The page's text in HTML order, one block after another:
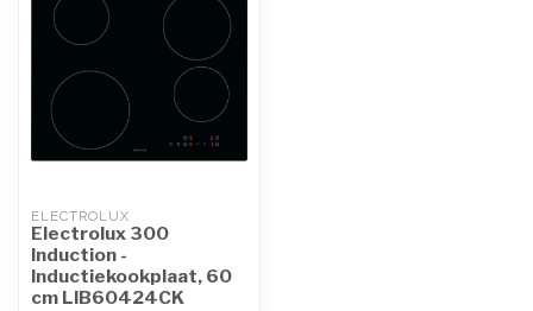
ELECTROLUX
Electrolux 300
Induction -
Inductiekookplaat, 60
cm LIB60424CK